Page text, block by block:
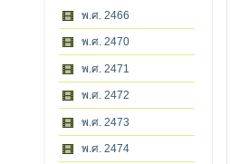
พ.ศ. 2466
พ.ศ. 2470
พ.ศ. 2471
พ.ศ. 2472
พ.ศ. 2473
พ.ศ. 2474